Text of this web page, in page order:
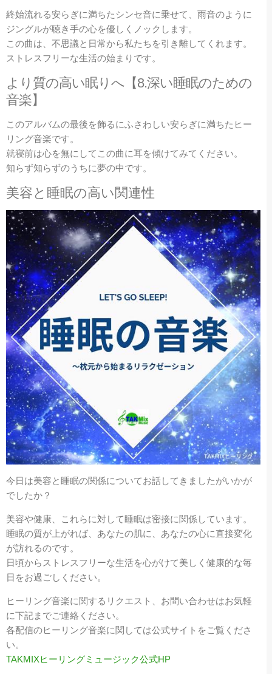
終始流れる安らぎに満ちたシンセ音に乗せて、雨音のように
ジングルが聴き手の心を優しくノックします。
この曲は、不思議と日常から私たちを引き離してくれます。
ストレスフリーな生活の始まりです。
より質の高い眠りへ【8.深い睡眠のための
音楽】
このアルバムの最後を飾るにふさわしい安らぎに満ちたヒー
リング音楽です。
就寝前は心を無にしてこの曲に耳を傾けてみてください。
知らず知らずのうちに夢の中です。
美容と睡眠の高い関連性
今日は美容と睡眠の関係についてお話してきましたがいかが
でしたか？
美容や健康、これらに対して睡眠は密接に関係しています。
睡眠の質が上がれば、あなたの肌に、あなたの心に直接変化
が訪れるのです。
日頃からストレスフリーな生活を心がけて美しく健康的な毎
日をお過ごしください。
ヒーリング音楽に関するリクエスト、お問い合わせはお気軽
に下記までご連絡ください。
各配信のヒーリング音楽に関しては公式サイトをご覧くださ
い。
TAKMIXヒーリングミュージック公式HP